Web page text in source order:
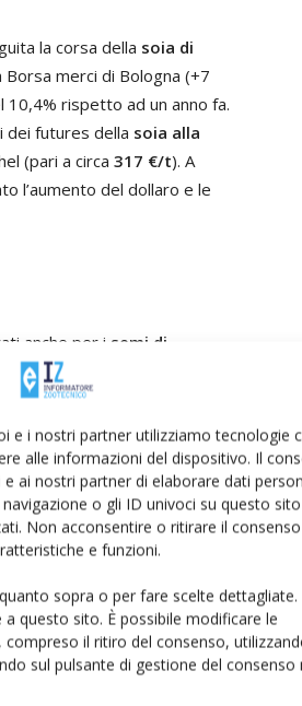
e i nostri partner utilizziamo tecnologie
alle informazioni del dispositivo. Il
ai nostri partner di elaborare dati
o gli ID univoci su questo
Non acconsentire o ritirare il
e funzioni.
sopra o per fare scelte dettagliate.
questo sito. È possibile modificare le
il ritiro del consenso,
sul pulsante di gestione del consenso
la corsa della soia di
Borsa merci di Bologna (+7
rispetto ad un anno fa.
dei futures della soia alla
(pari a circa 317 €/t). A
l’aumento del dollaro e le
anche per i semi di
sui
girasole attraversato da
alla Borsa merci di Torino i
il quarto consecutivo – porta i
si è registrato per i prezzi
sui254-257 €/t(franco
con la scorsa
di altre due materie prime